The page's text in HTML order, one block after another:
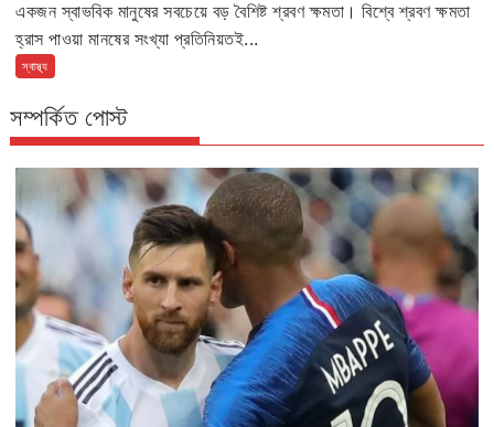
একজন স্বাভবিক মানুষের সবচেয়ে বড় বৈশিষ্ট শ্রবণ ক্ষমতা। বিশ্বে শ্রবণ ক্ষমতা
হ্রাস পাওয়া মানষের সংখ্যা প্রতিনিয়তই...
স্বাস্থ্য
সম্পর্কিত পোস্ট